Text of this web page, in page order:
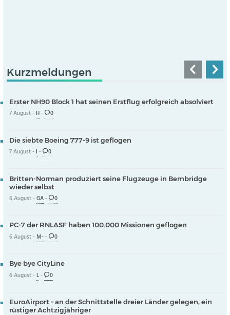
Kurzmeldungen
Erster NH90 Block 1 hat seinen Erstflug erfolgreich absolviert
7 August -H- 0
Die siebte Boeing 777-9 ist geflogen
7 August - I - 0
Britten-Norman produziert seine Flugzeuge in Bembridge
wieder selbst
6 August -GA- 0
PC-7 der RNLASF haben 100.000 Missionen geflogen
6 August -M-- 0
Bye bye CityLine
6 August -L- 0
EuroAirport – an der Schnittstelle dreier Länder gelegen, ein
rüstiger Achtzigjähriger